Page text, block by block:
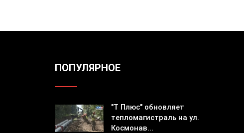
ПОПУЛЯРНОЕ
"Т Плюс" обновляет
тепломагистраль на ул.
Космонав...